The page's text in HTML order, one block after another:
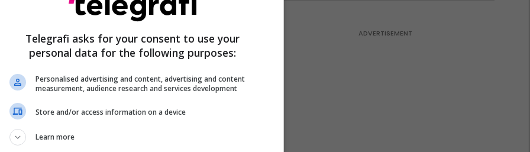
ndërgjegjësimi hapësinor nuk përputhen
ajo.
në The Sleep Works, Maryanne Taylor, shton se
mund të ndodhë ndërsa truri "zgjohet" në
të veprojë e para, por zonat përgjegjëse për
dhe kontekstin zgjasin pak më shumë. Je i
sekonda, por nuk je plotësisht i orientuar ndaj
Telegrafi asks for your consent to use your
personal data for the following purposes:
Personalised advertising and content, advertising and content
measurement, audience research and services development
Store and/or access information on a device
Learn more